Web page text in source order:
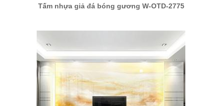
Tấm nhựa giả đá bóng gương W-OTD-2775